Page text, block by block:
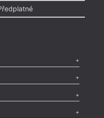
,Literární soutěž,